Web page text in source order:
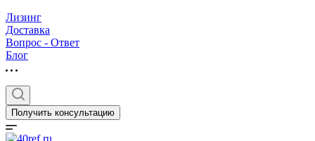
Лизинг
Доставка
Вопрос - Ответ
Блог
Получить консультацию